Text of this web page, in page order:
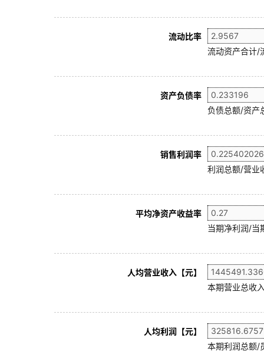
流动比率
流动资产合计/
资产负债率
负债总额/资产
销售利润率
利润总额/营业
平均净资产收益率
当期净利润/当
人均营业收入【元】
本期营业总收
人均利润【元】
本期利润总额/